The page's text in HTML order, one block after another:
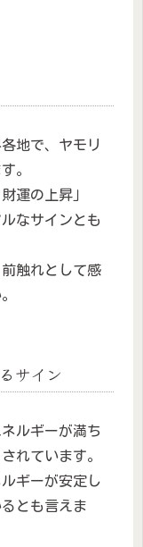
地で、ヤモリ
。
運の上昇」
なサインとも
触れとして感
サイン
ルギーが満ち
れています。
ギーが安定し
とも言えま